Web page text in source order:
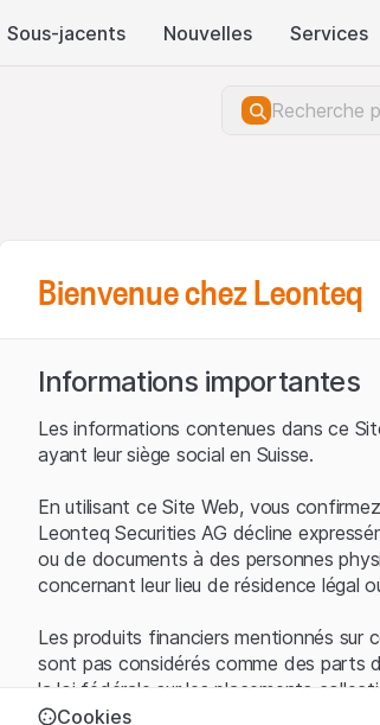
Sous-jacents Nouvelles Services
Bienvenue chez Leonteq
Informations importantes
Les informations contenues dans ce
ayant leur siège social en Suisse.
En utilisant ce Site Web, vous
Leonteq Securities AG décline
ou de documents à des personnes
concernant leur lieu de résidence légal
Les produits financiers mentionnés sur
sont pas considérés comme des parts
la loi fédérale sur les placements
l'Autorité fédérale de surveillance des
Cookies